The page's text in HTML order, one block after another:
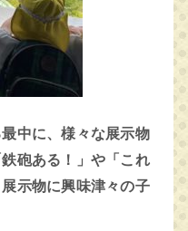
中に、様々な展示物
砲ある！」や「これ
示物に興味津々の子